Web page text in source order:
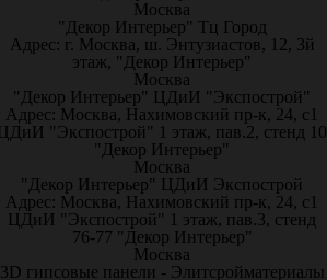
Москва
"Декор Интерьер" Тц Город
Адрес: г. Москва, ш. Энтузиастов, 12, 3й
этаж, "Декор Интерьер"
Москва
"Декор Интерьер" ЦДиИ "Экспострой"
Адрес: Москва, Нахимовский пр-к, 24, с1
"Экспострой" 1 этаж, пав.2, стенд 10
"Декор Интерьер"
Москва
"Декор Интерьер" ЦДиИ Экспострой
Адрес: Москва, Нахимовский пр-к, 24, с1
ЦДиИ "Экспострой" 1 этаж, пав.3, стенд
76-77 "Декор Интерьер"
Москва
3D гипсовые панели - Элитсройматериалы